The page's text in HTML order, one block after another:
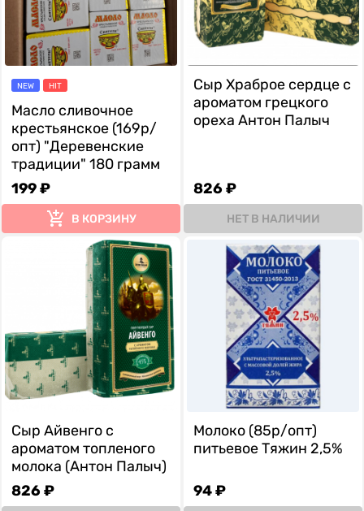
NEW HIT
Масло сливочное
крестьянское (169р/
опт) "Деревенские
традиции" 180 грамм
199 ₽
В КОРЗИНУ
Сыр Храброе сердце с
ароматом грецкого
ореха Антон Палыч
826 ₽
НЕТ В НАЛИЧИИ
Сыр Айвенго с
ароматом топленого
молока (Антон Палыч)
826 ₽
Молоко (85р/опт)
питьевое Тяжин 2,5%
94 ₽